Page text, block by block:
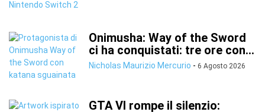
Onimusha: Way of the Sword
ci ha conquistati: tre ore con...
Nicholas Maurizio Mercurio - 6 Agosto 2026
GTA VI rompe il silenzio: